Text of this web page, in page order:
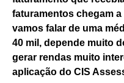
faturamentos chegam
vamos falar de uma
40 mil, depende muito
gerar rendas muito
aplicação do CIS